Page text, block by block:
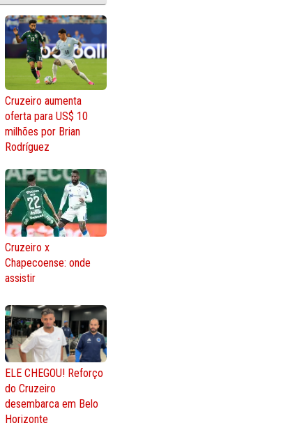
Cruzeiro aumenta
oferta para US$ 10
milhões por Brian
Rodríguez
Cruzeiro x
Chapecoense: onde
assistir
ELE CHEGOU! Reforço
do Cruzeiro
desembarca em Belo
Horizonte